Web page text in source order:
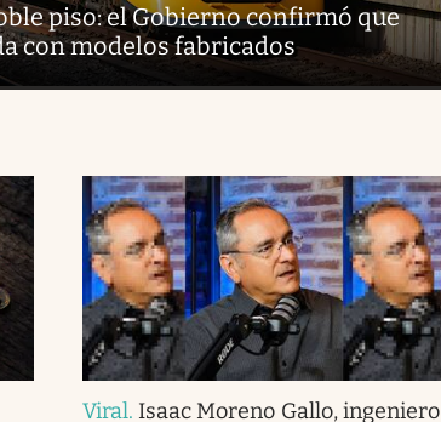
piso: el Gobierno confirmó que
con modelos fabricados
Viral. Isaac Moreno Gallo, ingeniero